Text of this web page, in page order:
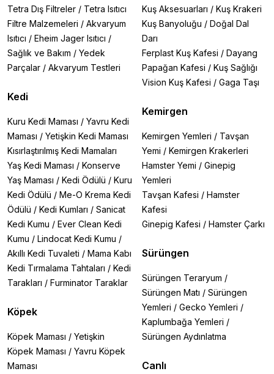
Tetra Dış Filtreler / Tetra Isıtıcı
Filtre Malzemeleri / Akvaryum
Isıtıcı / Eheim Jager Isıtıcı /
Sağlık ve Bakım / Yedek
Parçalar / Akvaryum Testleri
Kedi
Kuru Kedi Maması / Yavru Kedi
Maması / Yetişkin Kedi Maması
Kısırlaştırılmış Kedi Mamaları
Yaş Kedi Maması / Konserve
Yaş Maması / Kedi Ödülü / Kuru
Kedi Ödülü / Me-O Krema Kedi
Ödülü / Kedi Kumları / Sanicat
Kedi Kumu / Ever Clean Kedi
Kumu / Lindocat Kedi Kumu /
Akıllı Kedi Tuvaleti / Mama Kabı
Kedi Tırmalama Tahtaları / Kedi
Tarakları / Furminator Taraklar
Köpek
Köpek Maması / Yetişkin
Köpek Maması / Yavru Köpek
Maması
Kuş Aksesuarları / Kuş Krakeri
Kuş Banyoluğu / Doğal Dal
Darı
Ferplast Kuş Kafesi / Dayang
Papağan Kafesi / Kuş Sağlığı
Vision Kuş Kafesi / Gaga Taşı
Kemirgen
Kemirgen Yemleri / Tavşan
Yemi / Kemirgen Krakerleri
Hamster Yemi / Ginepig
Yemleri
Tavşan Kafesi / Hamster
Kafesi
Ginepig Kafesi / Hamster Çarkı
Sürüngen
Sürüngen Teraryum /
Sürüngen Matı / Sürüngen
Yemleri / Gecko Yemleri /
Kaplumbağa Yemleri /
Sürüngen Aydınlatma
Canlı